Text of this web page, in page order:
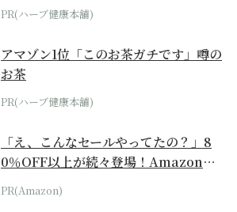
PR(ハーブ健康本舗)
アマゾン1位「このお茶ガチです」噂の
お茶
PR(ハーブ健康本舗)
「え、こんなセールやってたの？」8
0％OFF以上が続々登場！Amazonの
本気が...
PR(Amazon)